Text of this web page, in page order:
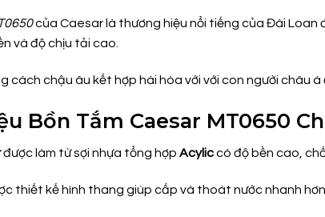
của Caesar là thương hiệu nổi tiếng của Đài Loan
và độ chịu tải cao.
cách chậu âu kết hợp hài hòa với với con người châu
Bồn Tắm Caesar MT0650
được làm từ sợi nhựa tổng hợp Acyliccó độ bền cao,
thiết kế hình thang giúp cấp và thoát nước nhanh